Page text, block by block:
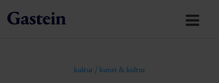
kultur / kunst & kultur